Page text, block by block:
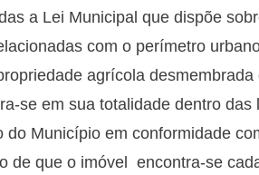
a Lei Municipal que dispõe
com o perímetro
agrícola
se em sua totalidade dentro das
do Município em conformidade
de que o imóvel encontra-se